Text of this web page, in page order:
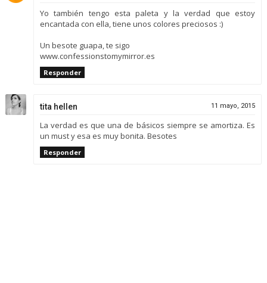
Yo también tengo esta paleta y la verdad que estoy
encantada con ella, tiene unos colores preciosos :)
Un besote guapa, te sigo
www.confessionstomymirror.es
Responder
tita hellen 11 mayo, 2015
La verdad es que una de básicos siempre se amortiza. Es
un must y esa es muy bonita. Besotes
Responder